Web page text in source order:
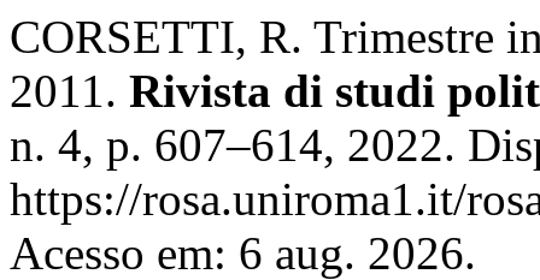
CORSETTI, R. Trimestre
2011. Rivista di studi
n. 4, p. 607–614, 2022.
https://rosa.uniroma1.it/
Acesso em: 6 aug. 2026.